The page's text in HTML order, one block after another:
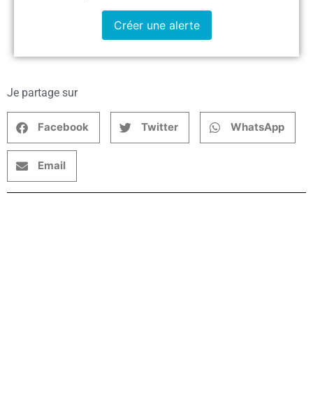
Créer une alerte
Je partage sur
Facebook Twitter WhatsApp
Email